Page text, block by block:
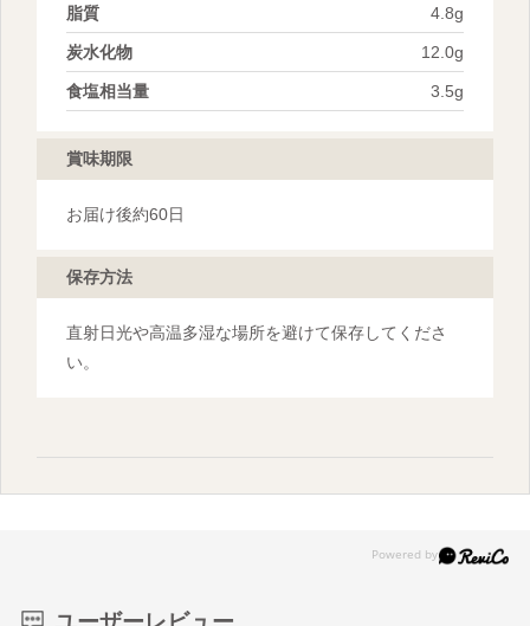
脂質 4.8g
炭水化物 12.0g
食塩相当量 3.5g
賞味期限
お届け後約60日
保存方法
直射日光や高温多湿な場所を避けて保存してくださ
い。